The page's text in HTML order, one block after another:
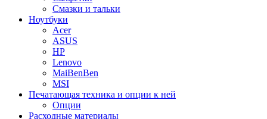
Смазки и тальки
Ноутбуки
Acer
ASUS
HP
Lenovo
MaiBenBen
MSI
Печатающая техника и опции к ней
Опции
Расходные материалы